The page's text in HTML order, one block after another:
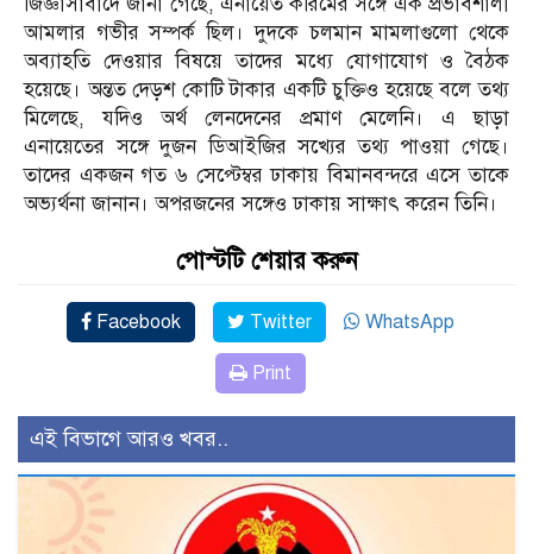
আমলার গভীর সম্পর্ক ছিল। দুদকে চলমান মামলাগুলো থেকে
অব্যাহতি দেওয়ার বিষয়ে তাদের মধ্যে যোগাযোগ ও বৈঠক
হয়েছে। অন্তত দেড়শ কোটি টাকার একটি চুক্তিও হয়েছে বলে তথ্য
মিলেছে, যদিও অর্থ লেনদেনের প্রমাণ মেলেনি। এ ছাড়া
এনায়েতের সঙ্গে দুজন ডিআইজির সখ্যের তথ্য পাওয়া গেছে।
তাদের একজন গত ৬ সেপ্টেম্বর ঢাকায় বিমানবন্দরে এসে তাকে
অভ্যর্থনা জানান। অপরজনের সঙ্গেও ঢাকায় সাক্ষাৎ করেন তিনি।
পোস্টটি শেয়ার করুন
Facebook Twitter WhatsApp
Print
এই বিভাগে আরও খবর..